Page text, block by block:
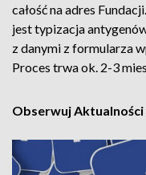
całość na adres
jest typizacja
z danymi z formularza
Proces trwa ok. 2-3
Obserwuj